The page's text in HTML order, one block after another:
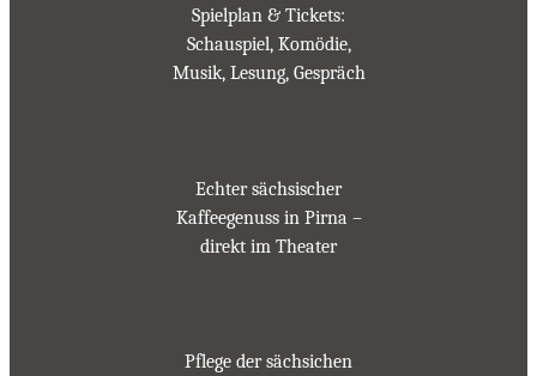
Spielplan & Tickets:
Schauspiel, Komödie,
Musik, Lesung, Gespräch
Echter sächsischer
Kaffeegenuss in Pirna –
direkt im Theater
Pflege der sächsichen